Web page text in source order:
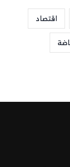
اقتصاد